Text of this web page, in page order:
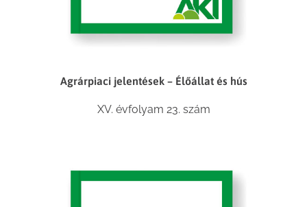
Agrárpiaci jelentések – Élőállat és hús
XV. évfolyam 23. szám